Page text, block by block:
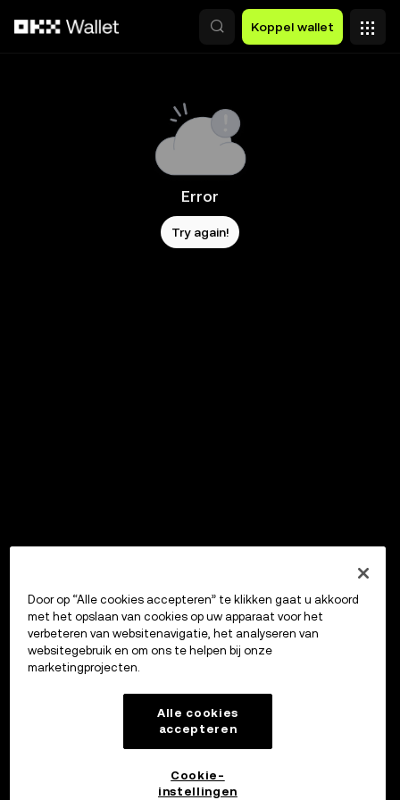
Koppel wallet
Error
Try again!
Door op “Alle cookies accepteren” te klikken gaat u akkoord
met het opslaan van cookies op uw apparaat voor het
verbeteren van websitenavigatie, het analyseren van
websitegebruik en om ons te helpen bij onze
marketingprojecten.
Alle cookies
accepteren
Cookie-
instellingen